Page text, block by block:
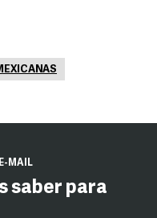
MAIL
saber para